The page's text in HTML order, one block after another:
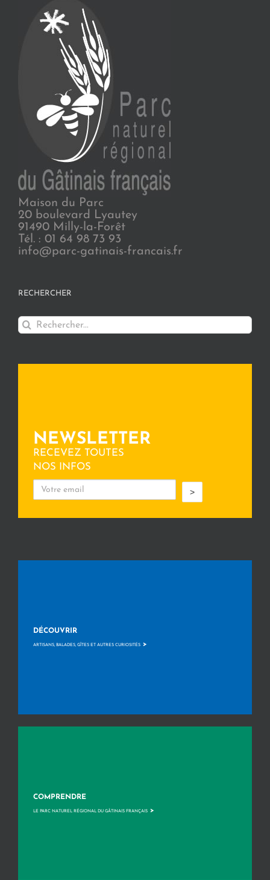
Maison du Parc
20 boulevard Lyautey
91490 Milly-la-Forêt
Tél. : 01 64 98 73 93
info@parc-gatinais-francais.fr
RECHERCHER
Rechercher:
NEWSLETTER
RECEVEZ TOUTES
NOS INFOS
>
DÉCOUVRIR
ARTISANS, BALADES, GÎTES ET AUTRES CURIOSITÉS >
COMPRENDRE
LE PARC NATUREL RÉGIONAL DU GÂTINAIS FRANÇAIS >